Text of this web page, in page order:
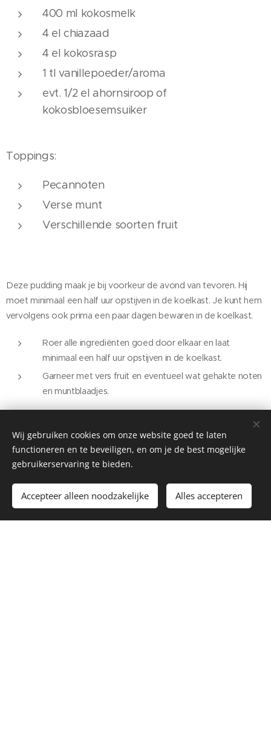
400 ml kokosmelk
4 el chiazaad
4 el kokosrasp
1 tl vanillepoeder/aroma
evt. 1/2 el ahornsiroop of
kokosbloesemsuiker
Toppings:
Pecannoten
Verse munt
Verschillende soorten fruit
Deze pudding maak je bij voorkeur de avond van tevoren. Hij
moet minimaal een half uur opstijven in de koelkast. Je kunt hem
vervolgens ook prima een paar dagen bewaren in de koelkast.
Roer alle ingrediënten goed door elkaar en laat
minimaal een half uur opstijven in de koelkast.
Garneer met vers fruit en eventueel wat gehakte noten
en muntblaadjes.
Voor een chocolade variant roer je een eetlepel (raw)cacao door de
pudding..
Wij gebruiken cookies om onze website goed te laten
functioneren en te beveiligen, en om je de best mogelijke
gebruikerservaring te bieden.
Accepteer alleen noodzakelijke Alles accepteren